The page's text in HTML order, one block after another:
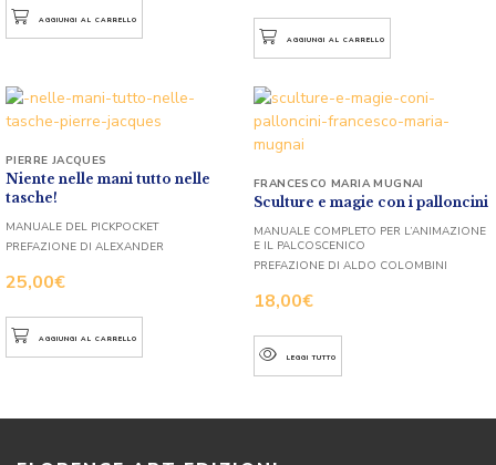
AGGIUNGI AL CARRELLO
AGGIUNGI AL CARRELLO
Niente nelle mani tutto nelle
tasche!
25,00€
PIERRE JACQUES
MANUALE DEL PICKPOCKET
PREFAZIONE DI ALEXANDER
AGGIUNGI AL CARRELLO
Sculture e magie con i palloncini
18,00€
FRANCESCO MARIA MUGNAI
MANUALE COMPLETO PER L’ANIMAZIONE
E IL PALCOSCENICO
PREFAZIONE DI ALDO COLOMBINI
LEGGI TUTTO